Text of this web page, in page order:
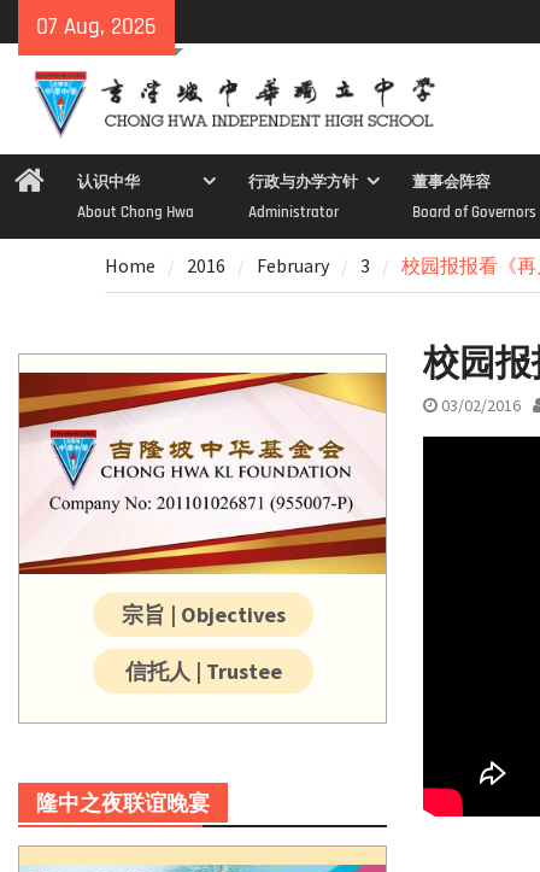
to
content
07 Aug, 2026
Home认识中华
About Chong Hwa
行政与办学方针
Administrator
董事会阵容
Board of Governors
Home 2016 February 3 校园报报看《再
校园报
03/02/2016
宗旨 | Objectives
信托人 | Trustee
隆中之夜联谊晚宴